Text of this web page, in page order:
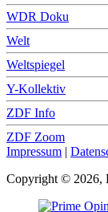
WDR Doku
Welt
Weltspiegel
Y-Kollektiv
ZDF Info
ZDF Zoom
Impressum |
Copyright © 2026,